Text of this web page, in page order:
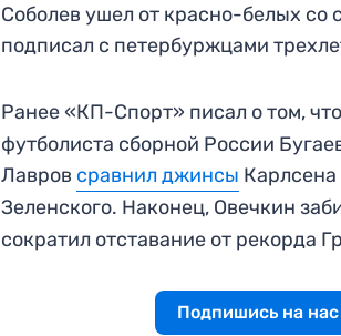
Соболев ушел от красно-белых со
подписал с петербуржцами
Ранее «КП-Спорт» писал о том, что
футболиста сборной России
Лавров сравнил джинсы
Зеленского. Наконец, Овечкин
сократил отставание от рекорда
Подпишись на